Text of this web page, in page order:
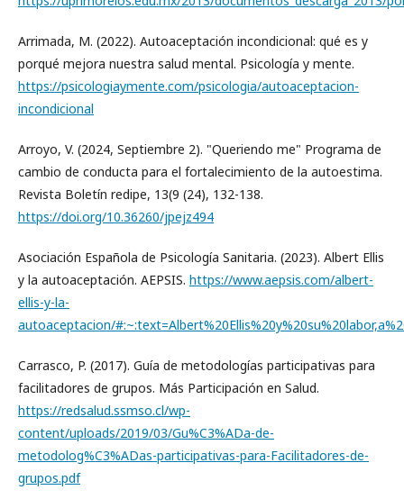
Arrimada, M. (2022). Autoaceptación incondicional: qué es y
porqué mejora nuestra salud mental. Psicología y mente.
https://psicologiaymente.com/psicologia/autoaceptacion-
incondicional
Arroyo, V. (2024, Septiembre 2). "Queriendo me" Programa de
cambio de conducta para el fortalecimiento de la autoestima.
Revista Boletín redipe, 13(9 (24), 132-138.
https://doi.org/10.36260/jpejz494
Asociación Española de Psicología Sanitaria. (2023). Albert Ellis
y la autoaceptación. AEPSIS. https://www.aepsis.com/albert-
ellis-y-la-
autoaceptacion/
Carrasco, P. (2017). Guía de metodologías participativas para
facilitadores de grupos. Más Participación en Salud.
https://redsalud.ssmso.cl/wp-
content/uploads/2019/03/Gu%C3%ADa-de-
metodolog%C3%ADas-participativas-para-Facilitadores-de-
grupos.pdf